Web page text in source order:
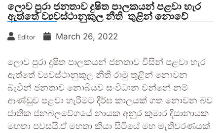
ලොව පුරා ජනතාව දුෂිත පාලකයන් පළවා හැර
ඇත්තේ ව්‍යවස්ථානුකුල නීති තුළින් නොවේ
Editor March 26, 2022
ලොව පුරා දුෂිත පාලකයන් ජනතාව විසින් පළවා හැර
ඇත්තේ ව්‍යවස්ථානුකුල නීති රාමු තුළින් නොවන
බැවින් ජනතාව නොබියව සංවිධාන වන්නේ නම්
ආණ්ඩුව පළවා හැරීමට දීර්ඝ කාලයක් ගත නොවන බව
ජාතික ජනබලවේගයේ නායක අනුර කුමාර දිසානායක
මහතා පවසයි.ඒ මහතා කියා සිටියේ මහ මැතිවරණයක්